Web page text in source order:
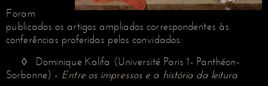
Foram
publicados os artigos ampliados correspondentes às
conferências proferidas pelos convidados:
◊ Dominique Kalifa (Université Paris 1- Panthéon-
Sorbonne) - Entre os impressos e a história da leitura